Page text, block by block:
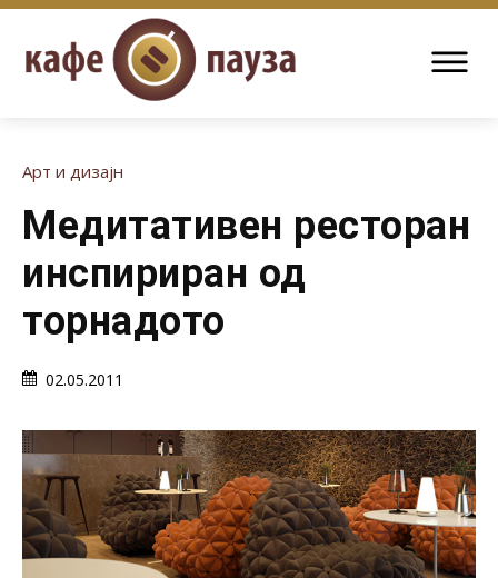
Арт и дизајн
Медитативен ресторан
инспириран од
торнадото
02.05.2011